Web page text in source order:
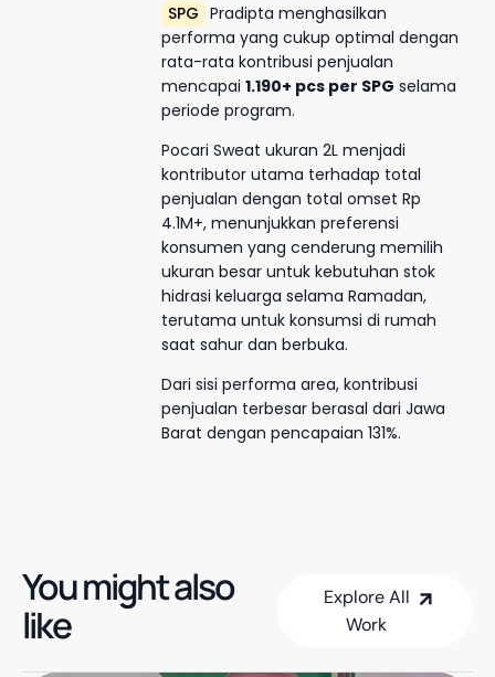
SPG Pradipta menghasilkan
performa yang cukup optimal dengan
rata-rata kontribusi penjualan
mencapai 1.190+ pcs per SPG selama
periode program.
Pocari Sweat ukuran 2L menjadi
kontributor utama terhadap total
penjualan dengan total omset Rp
4.1M+, menunjukkan preferensi
konsumen yang cenderung memilih
ukuran besar untuk kebutuhan stok
hidrasi keluarga selama Ramadan,
terutama untuk konsumsi di rumah
saat sahur dan berbuka.
Dari sisi performa area, kontribusi
penjualan terbesar berasal dari Jawa
Barat dengan pencapaian 131%.
You might also
like
Explore All
Work